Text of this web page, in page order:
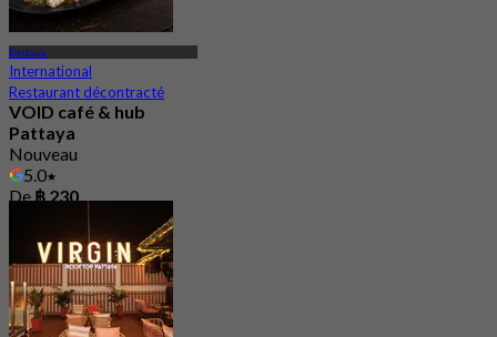
Pattaya
International
Restaurant décontracté
VOID café & hub
Pattaya
Nouveau
5.0
De ฿ 230